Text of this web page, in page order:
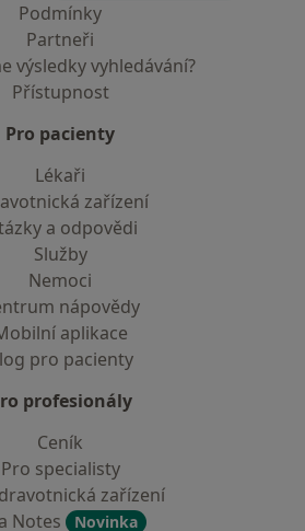
Podmínky
Partneři
výsledky vyhledávání?
Přístupnost
Pro pacienty
Lékaři
zařízení
a odpovědi
Služby
Nemoci
nápovědy
aplikace
pro pacienty
profesionály
Ceník
Pro specialisty
zařízení
Notes
Novinka